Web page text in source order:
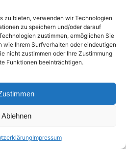
zu bieten, verwenden wir Technologien
zu speichern und/oder darauf
zustimmen, ermöglichen Sie
wie Ihrem Surfverhalten oder eindeutigen
nicht zustimmen oder Ihre Zustimmung
Funktionen beeinträchtigen.
Ablehnen
Impressum
FKS